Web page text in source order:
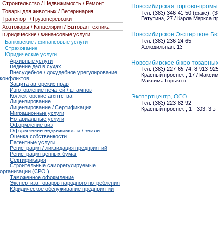
Новосибирская торгово-
Тел: (383) 346-41-50 (факс),
Ватутина, 27 / Карла Маркса
Новосибирское Экспертное
Тел: (383) 236-24-65
Холодильная, 13
Новосибирское бюро
Тел: (383) 227-65-74, 8-913-
Красный проспект, 17 /
Максима Горького
Экспертцентр, ООО
Тел: (383) 223-82-92
Красный проспект, 1 - 303; 3
Строительство / Недвижимость / Ремонт
Товары для животных / Ветеринария
Транспорт / Грузоперевозки
Хозтовары / Канцелярия / Бытовая техника
Юридические / Финансовые услуги
Банковские / финансовые услуги
Страхование
Юридические услуги
Архивные услуги
Ведение дел в судах
Внесудебное / досудебное урегулирование
конфликтов
Защита авторских прав
Изготовление печатей / штампов
Коллекторские агентства
Лицензирование
Лицензирование / Сертификация
Миграционные услуги
Нотариальные услуги
Оформление виз
Оформление недвижимости / земли
Оценка собственности
Патентные услуги
Регистрация / ликвидация предприятий
Регистрация ценных бумаг
Сертификация
Строительные саморегулируемые
организации (СРО )
Таможенное оформление
Экспертиза товаров народного потребления
Юридическое обслуживание предприятий